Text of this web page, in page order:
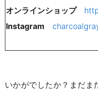
オンラインショップ
Instagram
いかがでしたか？まだま